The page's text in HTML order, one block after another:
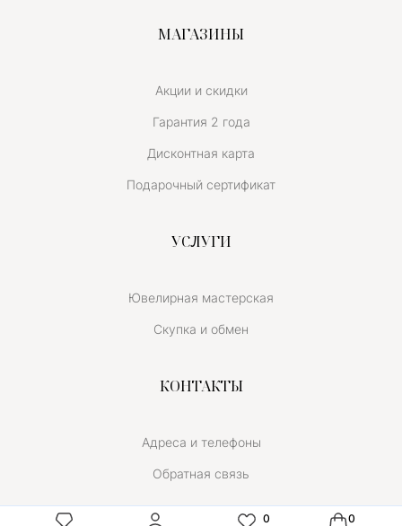
МАГАЗИНЫ
Акции и скидки
Гарантия 2 года
Дисконтная карта
Подарочный сертификат
УСЛУГИ
Ювелирная мастерская
Скупка и обмен
КОНТАКТЫ
Адреса и телефоны
Обратная связь